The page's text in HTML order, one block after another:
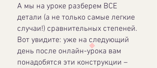
А мы на уроке разберем ВСЕ
детали (а не только самые легкие
случаи!) сравнительных степеней.
Вот увидите: уже на следующий
день после онлайн-урока вам
понадобятся эти конструкции –